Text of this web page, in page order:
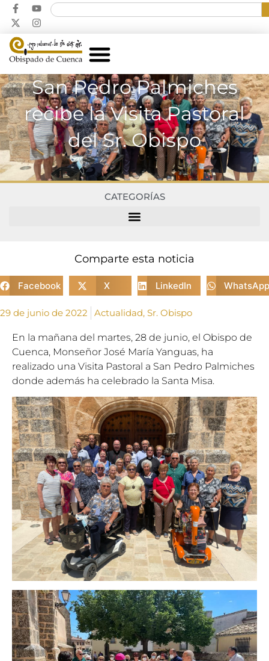
San Pedro Palmiches
recibe la Visita Pastoral
del Sr. Obispo
CATEGORÍAS
Comparte esta noticia
Facebook X LinkedIn WhatsApp
29 de junio de 2022 Actualidad, Sr. Obispo
En la mañana del martes, 28 de junio, el Obispo de
Cuenca, Monseñor José María Yanguas, ha
realizado una Visita Pastoral a San Pedro Palmiches
donde además ha celebrado la Santa Misa.